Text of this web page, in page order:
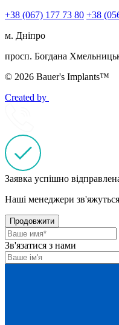
+38 (067) 177 73 80 +38
м. Дніпро
просп. Богдана
© 2026 Bauer's Implants™
Created by
Заявка успішно
Наші менеджери
Продовжити
Зв'язатися з нами